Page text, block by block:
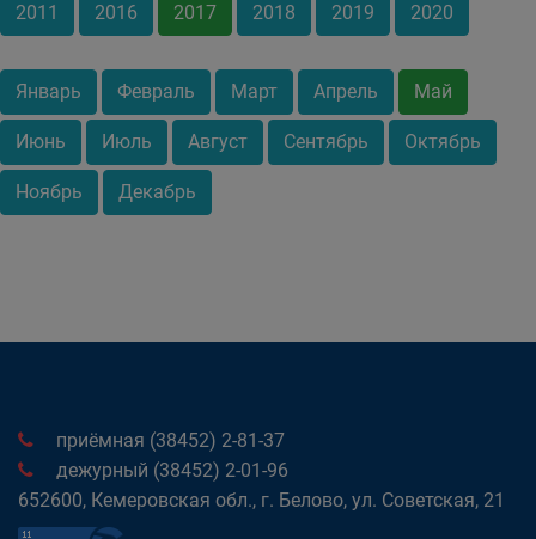
2011 2016 2017 2018 2019 2020
Январь Февраль Март Апрель Май
Июнь Июль Август Сентябрь Октябрь
Ноябрь Декабрь
приёмная (38452) 2-81-37
дежурный (38452) 2-01-96
652600, Кемеровская обл., г. Белово, ул. Советская, 21